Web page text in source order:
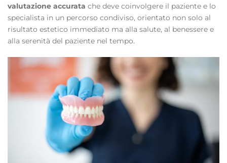
valutazione accurata che deve coinvolgere il paziente e lo
specialista in un percorso condiviso, orientato non solo al
risultato estetico immediato ma alla salute, al benessere e
alla serenità del paziente nel tempo.